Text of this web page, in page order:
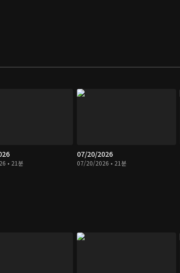
• 21분
07/20/2026
07/20/2026 • 21분